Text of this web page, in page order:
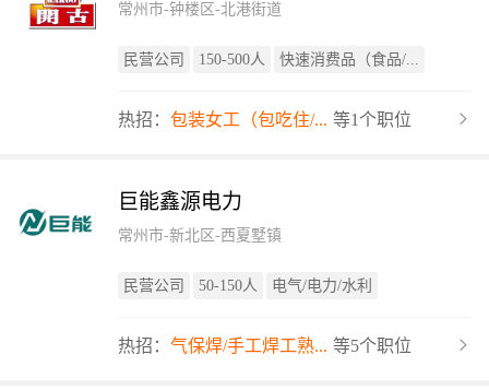
常州市-钟楼区-北港街道
民营公司 150-500人 快速消费品（食品/...
热招： 包装女工（包吃住/... 等1个职位
巨能鑫源电力
常州市-新北区-西夏墅镇
民营公司 50-150人 电气/电力/水利
热招： 气保焊/手工焊工熟... 等5个职位